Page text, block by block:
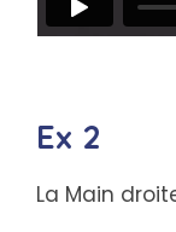
Ex 2
La Main